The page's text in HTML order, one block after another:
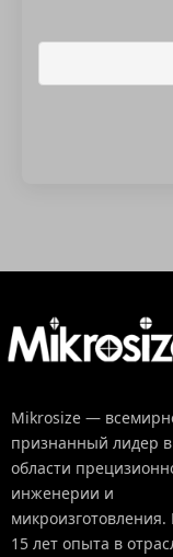
Mikrosize —
признанный лидер в
области
инженерии и
микроизготовления.
15 лет опыта в